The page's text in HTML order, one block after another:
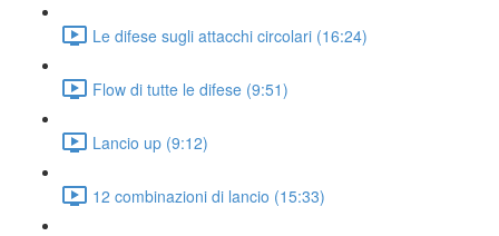
Le difese sugli attacchi circolari (16:24)
Flow di tutte le difese (9:51)
Lancio up (9:12)
12 combinazioni di lancio (15:33)